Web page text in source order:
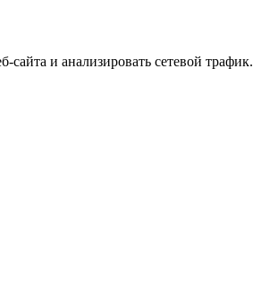
и анализировать сетевой трафик.